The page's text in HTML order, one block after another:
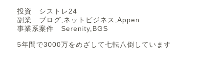
投資 シストレ24
副業 ブログ,ネットビジネス,Appen
事業系案件 Serenity,BGS
5年間で3000万をめざして七転八倒しています